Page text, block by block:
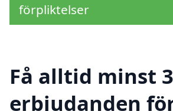
förpliktelser
Få alltid minst 3
erbjudanden